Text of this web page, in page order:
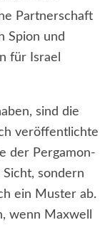
Partnerschaft
Spion und
für Israel
sind die
veröffentlichte
der Pergamon-
sondern
ein Muster ab.
wenn Maxwell